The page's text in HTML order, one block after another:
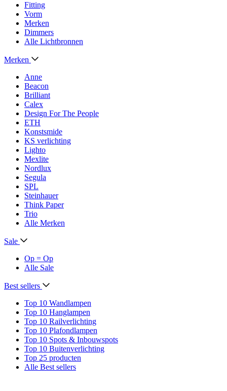
Fitting
Vorm
Merken
Dimmers
Alle Lichtbronnen
Merken
Anne
Beacon
Brilliant
Calex
Design For The People
ETH
Konstsmide
KS verlichting
Lighto
Mexlite
Nordlux
Segula
SPL
Steinhauer
Think Paper
Trio
Alle Merken
Sale
Op = Op
Alle Sale
Best sellers
Top 10 Wandlampen
Top 10 Hanglampen
Top 10 Railverlichting
Top 10 Plafondlampen
Top 10 Spots & Inbouwspots
Top 10 Buitenverlichting
Top 25 producten
Alle Best sellers